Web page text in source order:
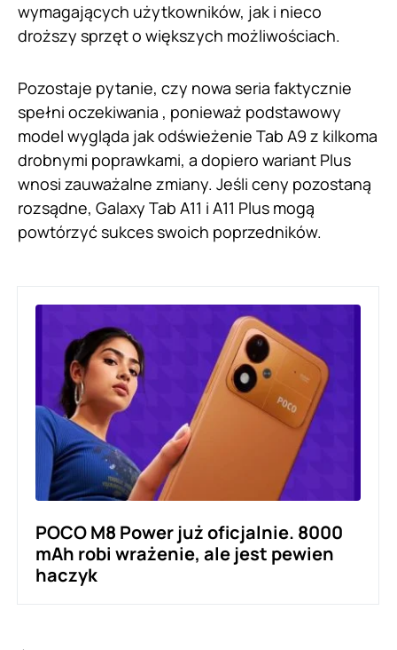
wymagających użytkowników, jak i nieco
droższy sprzęt o większych możliwościach.
Pozostaje pytanie, czy nowa seria faktycznie
spełni oczekiwania , ponieważ podstawowy
model wygląda jak odświeżenie Tab A9 z kilkoma
drobnymi poprawkami, a dopiero wariant Plus
wnosi zauważalne zmiany. Jeśli ceny pozostaną
rozsądne, Galaxy Tab A11 i A11 Plus mogą
powtórzyć sukces swoich poprzedników.
POCO M8 Power już oficjalnie. 8000
mAh robi wrażenie, ale jest pewien
haczyk